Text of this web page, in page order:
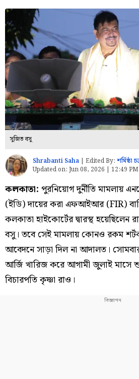
সুজিত বসু
Shrabanti Saha Edited By: শর্মিষ্ঠা
Updated on: Jun 08, 2026 | 12:49 PM
কলকাতা: পুরনিয়োগ দুর্নীতি মামলায়
(ইডি) দায়ের করা এফআইআর (FIR)
কলকাতা হাইকোর্টের দ্বারস্থ হয়েছিলেন
বসু। তবে সেই মামলায় কোনও রকম
আবেদনে সাড়া দিল না আদালত।
আর্জি খারিজ করে আগামী জুলাই মাসে
বিচারপতি কৃষ্ণা রাও।